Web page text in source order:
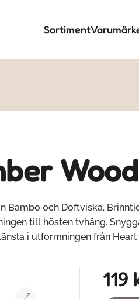
Sortiment
Bambo och Doftviska.
till hösten tvhäng.
i utformningen från Heart
119